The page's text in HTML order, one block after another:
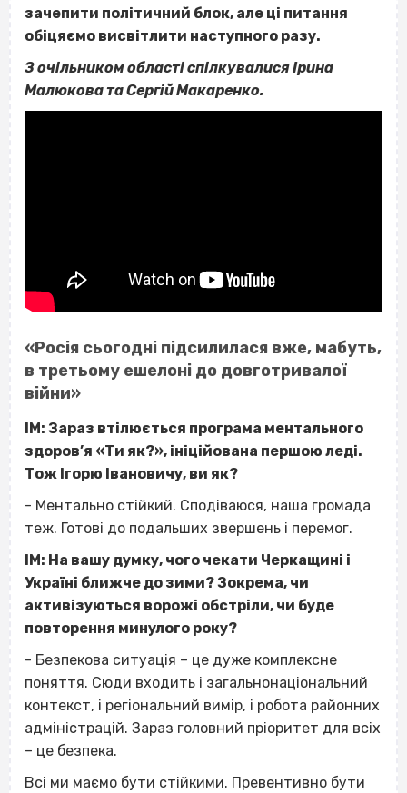
зачепити політичний блок, але ці питання
обіцяємо висвітлити наступного разу.
З очільником області спілкувалися Ірина
Малюкова та Сергій Макаренко.
«Росія сьогодні підсилилася вже, мабуть,
в третьому ешелоні до довготривалої
війни»
ІМ: Зараз втілюється програма ментального
здоров’я «Ти як?», ініційована першою леді.
Тож Ігорю Івановичу, ви як?
- Ментально стійкий. Сподіваюся, наша громада
теж. Готові до подальших звершень і перемог.
ІМ: На вашу думку, чого чекати Черкащині і
Україні ближче до зими? Зокрема, чи
активізуються ворожі обстріли, чи буде
повторення минулого року?
- Безпекова ситуація – це дуже комплексне
поняття. Сюди входить і загальнонаціональний
контекст, і регіональний вимір, і робота районних
адміністрацій. Зараз головний пріоритет для всіх
– це безпека.
Всі ми маємо бути стійкими. Превентивно бути